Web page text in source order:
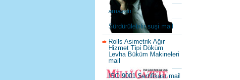
amazon
Sürdürülebilir suşi mail
Rolls Asimetrik Ağır
Hizmet Tipi Döküm
Levha Büküm Makineleri
mail
ISO 9001 Sertifikası mail